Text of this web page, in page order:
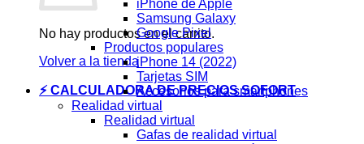
No hay productos en el carrito.
Volver a la tienda
⚡ CALCULADORA DE PRECIOS SOFORT
iPhone de Apple
Samsung Galaxy
Google Pixel
Productos populares
iPhone 14 (2022)
Tarjetas SIM
Accesorios para smartphones
Realidad virtual
Realidad virtual
Gafas de realidad virtual